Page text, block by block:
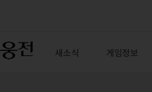
새소식 게임정보